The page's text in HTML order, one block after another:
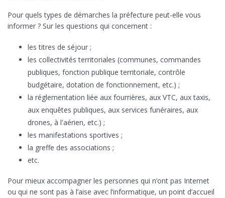
Pour quels types de démarches la préfecture peut-elle vous
informer ? Sur les questions qui concernent :
les titres de séjour ;
les collectivités territoriales (communes, commandes
publiques, fonction publique territoriale, contrôle
budgétaire, dotation de fonctionnement, etc.) ;
la réglementation liée aux fourrières, aux VTC, aux taxis,
aux enquêtes publiques, aux services funéraires, aux
drones, à l'aérien, etc.) ;
les manifestations sportives ;
la greffe des associations ;
etc.
Pour mieux accompagner les personnes qui n’ont pas Internet
ou qui ne sont pas à l’aise avec l’informatique, un point d’accueil